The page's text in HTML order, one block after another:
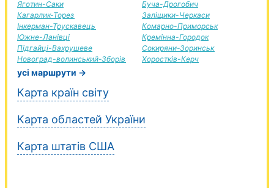
Яготин-Саки
Кагарлик-Торез
Інкерман-Трускавець
Южне-Ланівці
Підгайці-Вахрушеве
Новоград-волинський-Зборів
Буча-Дрогобич
Заліщики-Черкаси
Комарно-Приморськ
Кремінна-Городок
Сокиряни-Зоринськ
Хоростків-Керч
усі маршрути →
Карта країн світу
Карта областей України
Карта штатів США